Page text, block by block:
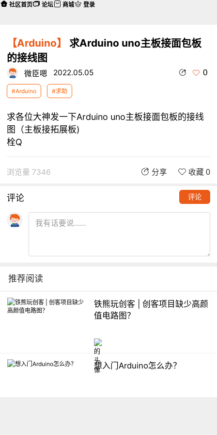
【Arduino】
求Arduino uno主板接面包板
的接线图
微臣嗯 2022.05.05 0
#Arduino #求助
求各位大神发一下Arduino uno主板接面包板的接线
图（主板接拓展板)
栓Q
浏览量 7346 分享 收藏 0
评论 评论
推荐阅读
铁熊玩创客 | 创客项目缺少高颜
值电路图？
想入门Arduino怎么办？
社区首页 论坛 商城 登录